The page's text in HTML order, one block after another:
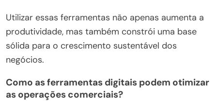
Utilizar essas ferramentas não apenas aumenta a
produtividade, mas também constrói uma base
sólida para o crescimento sustentável dos
negócios.
Como as ferramentas digitais podem otimizar
as operações comerciais?